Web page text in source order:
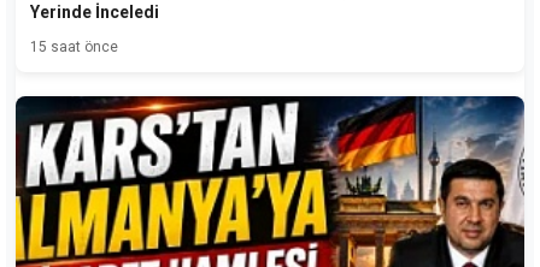
Yerinde İnceledi
15 saat önce